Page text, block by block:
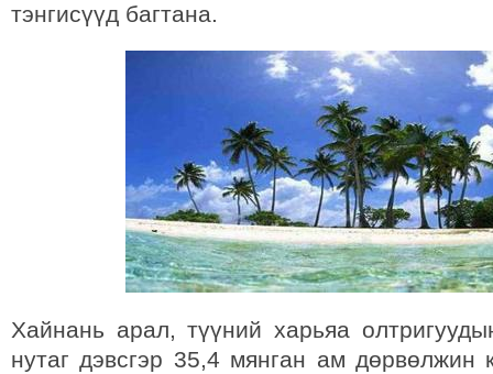
тэнгисүүд багтана.
Хайнань арал, түүний харьяа
нутаг дэвсгэр 35,4 мянган ам дөрвөлжин